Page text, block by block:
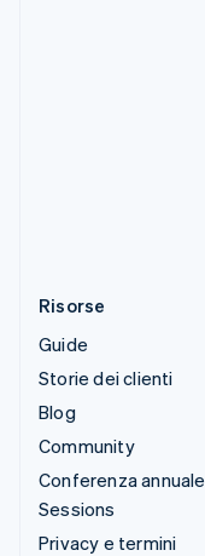
Risorse
Guide
Storie dei clienti
Blog
Community
Conferenza annuale
Sessions
Privacy e termini